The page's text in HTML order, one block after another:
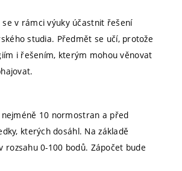
v rámci výuky účastnit řešení
studia. Předmět se učí, protože
i řešením, kterým mohou věnovat
10 normostran a před
kterých dosáhl. Na základě
rozsahu 0-100 bodů. Zápočet bude